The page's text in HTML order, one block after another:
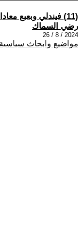
(11) فيندلي وبعبع معاداة السامية(1-2)
رضي السماك
2024 / 8 / 26
مواضيع وابحاث سياسية